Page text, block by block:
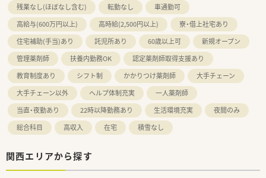
残業なし(ほぼなし含む)
転勤なし
車通勤可
高給与(600万円以上)
高時給(2,500円以上)
寮・借上社宅あり
住宅補助(手当)あり
託児所あり 60歳以上可
新規オープン
管理薬剤師
扶養内勤務OK
認定薬剤師取得支援あり
教育制度あり
シフト制 かかりつけ薬剤師
大手チェーン
大手チェーン以外
ヘルプ体制充実
一人薬剤師
当直・夜勤あり
22時以降勤務あり 生活環境充実
夜間のみ
総合科目
高収入 在宅 積雪なし
関西エリアから探す